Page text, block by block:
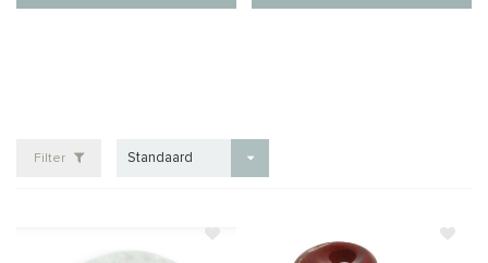
Filter Standaard